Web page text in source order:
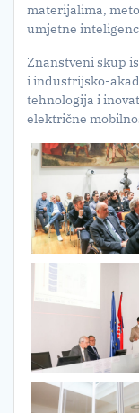
materijalima,
umjetne
Znanstveni skup
i industrijsko-
tehnologija i
električne